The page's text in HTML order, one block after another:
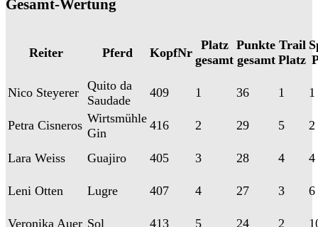
Gesamt-Wertung
Reiter Pferd KopfNr
Platz
gesamt
Punkte
gesamt
Trail
Platz
Nico Steyerer Quito da
Saudade
409 1 36 1 1
Petra Cisneros Wirtsmühle
Gin
416 2 29 5 2
Lara Weiss Guajiro 405 3 28 4 4
Leni Otten Lugre 407 4 27 3 6
Veronika Auer Sol 413 5 24 2